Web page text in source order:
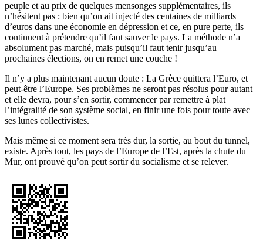
peuple et au prix de quelques mensonges supplémentaires, ils
n’hésitent pas : bien qu’on ait injecté des centaines de milliards
d’euros dans une économie en dépression et ce, en pure perte, ils
continuent à prétendre qu’il faut sauver le pays. La méthode n’a
absolument pas marché, mais puisqu’il faut tenir jusqu’au
prochaines élections, on en remet une couche !
Il n’y a plus maintenant aucun doute : La Grèce quittera l’Euro, et
peut-être l’Europe. Ses problèmes ne seront pas résolus pour autant
et elle devra, pour s’en sortir, commencer par remettre à plat
l’intégralité de son système social, en finir une fois pour toute avec
ses lunes collectivistes.
Mais même si ce moment sera très dur, la sortie, au bout du tunnel,
existe. Après tout, les pays de l’Europe de l’Est, après la chute du
Mur, ont prouvé qu’on peut sortir du socialisme et se relever.